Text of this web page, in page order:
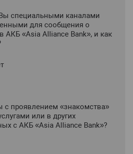
специальными каналами
для сообщения о
АКБ «Asia Alliance Bank», и как
с проявлением «знакомства»
или в других
с АКБ «Asia Alliance Bank»?